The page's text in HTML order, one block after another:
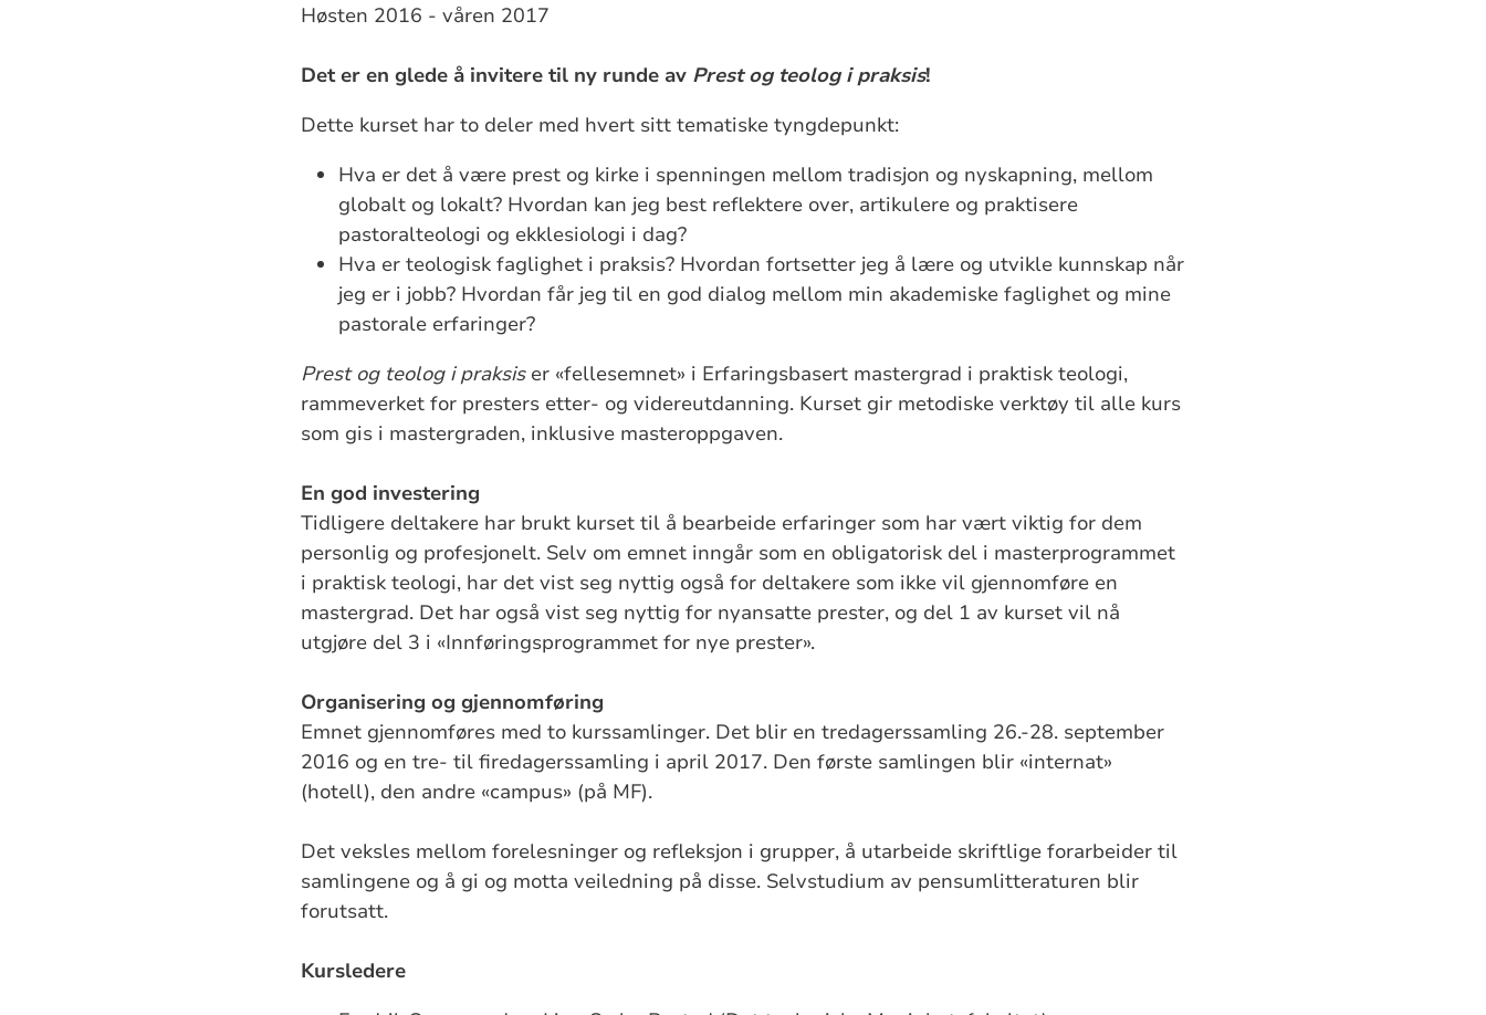
Høsten 2016 - våren 2017
Det er en glede å invitere til ny runde av Prest og teolog i praksis!
Dette kurset har to deler med hvert sitt tematiske tyngdepunkt:
Hva er det å være prest og kirke i spenningen mellom tradisjon og nyskapning, mellom
globalt og lokalt? Hvordan kan jeg best reflektere over, artikulere og praktisere
pastoralteologi og ekklesiologi i dag?
Hva er teologisk faglighet i praksis? Hvordan fortsetter jeg å lære og utvikle kunnskap når
jeg er i jobb? Hvordan får jeg til en god dialog mellom min akademiske faglighet og mine
pastorale erfaringer?
Prest og teolog i praksiser «fellesemnet» i Erfaringsbasert mastergrad i praktisk teologi,
rammeverket for presters etter- og videreutdanning. Kurset gir metodiske verktøy til alle kurs
som gis i mastergraden, inklusive masteroppgaven.
En god investering
Tidligere deltakere har brukt kurset til å bearbeide erfaringer som har vært viktig for dem
personlig og profesjonelt. Selv om emnet inngår som en obligatorisk del i masterprogrammet
i praktisk teologi, har det vist seg nyttig også for deltakere som ikke vil gjennomføre en
mastergrad. Det har også vist seg nyttig for nyansatte prester, og del 1 av kurset vil nå
utgjøre del 3 i «Innføringsprogrammet for nye prester».
Organisering og gjennomføring
Emnet gjennomføres med to kurssamlinger. Det blir en tredagerssamling 26.-28. september
2016 og en tre- til firedagerssamling i april 2017. Den første samlingen blir «internat»
(hotell), den andre «campus» (på MF).
Det veksles mellom forelesninger og refleksjon i grupper, å utarbeide skriftlige forarbeider til
samlingene og å gi og motta veiledning på disse. Selvstudium av pensumlitteraturen blir
forutsatt.
Kursledere